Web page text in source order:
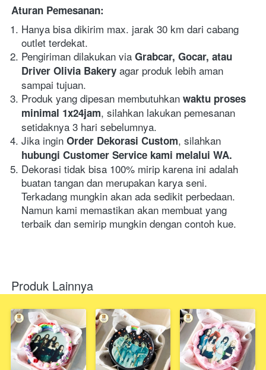
Aturan Pemesanan:
Hanya bisa dikirim max. jarak 30 km dari cabang
outlet terdekat.
Pengiriman dilakukan via Grabcar, Gocar, atau
Driver Olivia Bakery agar produk lebih aman
sampai tujuan.
Produk yang dipesan membutuhkan waktu proses
minimal 1x24jam, silahkan lakukan pemesanan
setidaknya 3 hari sebelumnya.
Jika ingin Order Dekorasi Custom, silahkan
hubungi Customer Service kami melalui WA.
Dekorasi tidak bisa 100% mirip karena ini adalah
buatan tangan dan merupakan karya seni.
Terkadang mungkin akan ada sedikit perbedaan.
Namun kami memastikan akan membuat yang
terbaik dan semirip mungkin dengan contoh kue.
Produk Lainnya